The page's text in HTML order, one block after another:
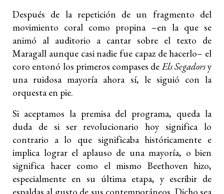
Después de la repetición de un fragmento del
movimiento coral como propina –en la que se
animó al auditorio a cantar sobre el texto de
Maragall aunque casi nadie fue capaz de hacerlo– el
coro entonó los primeros compases deEls Segadorsy
una ruidosa mayoría ahora sí, le siguió con la
orquesta en pie.
Si aceptamos la premisa del programa, queda la
duda de si ser revolucionario hoy significa lo
contrario a lo que significaba históricamente e
implica lograr el aplauso de una mayoría, o bien
significa hacer como el mismo Beethoven hizo,
especialmente en su última etapa, y escribir de